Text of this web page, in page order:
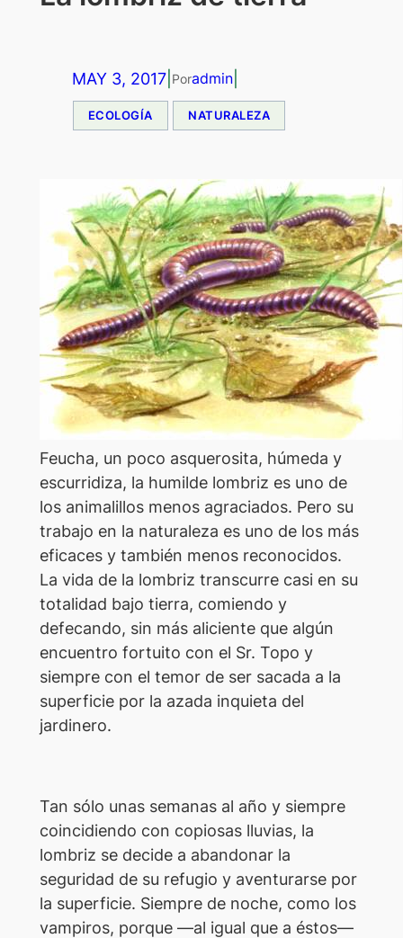
MAY 3, 2017| Poradmin|
ECOLOGÍA NATURALEZA
Feucha, un poco asquerosita, húmeda y
escurridiza, la humilde lombriz es uno de
los animalillos menos agraciados. Pero su
trabajo en la naturaleza es uno de los más
eficaces y también menos reconocidos.
La vida de la lombriz transcurre casi en su
totalidad bajo tierra, comiendo y
defecando, sin más aliciente que algún
encuentro fortuito con el Sr. Topo y
siempre con el temor de ser sacada a la
superficie por la azada inquieta del
jardinero.
Tan sólo unas semanas al año y siempre
coincidiendo con copiosas lluvias, la
lombriz se decide a abandonar la
seguridad de su refugio y aventurarse por
la superficie. Siempre de noche, como los
vampiros, porque —al igual que a éstos—